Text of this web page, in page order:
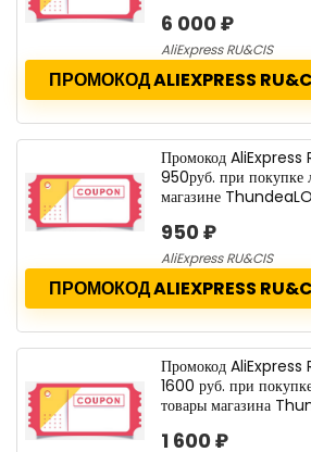
6 000 ₽
AliExpress RU&CIS
ПРОМОКОД ALIEXPRESS
Промокод AliExpress
950руб. при покупке
магазине
950 ₽
AliExpress RU&CIS
ПРОМОКОД ALIEXPRESS
Промокод AliExpress
1600 руб. при
товары магазина
1 600 ₽